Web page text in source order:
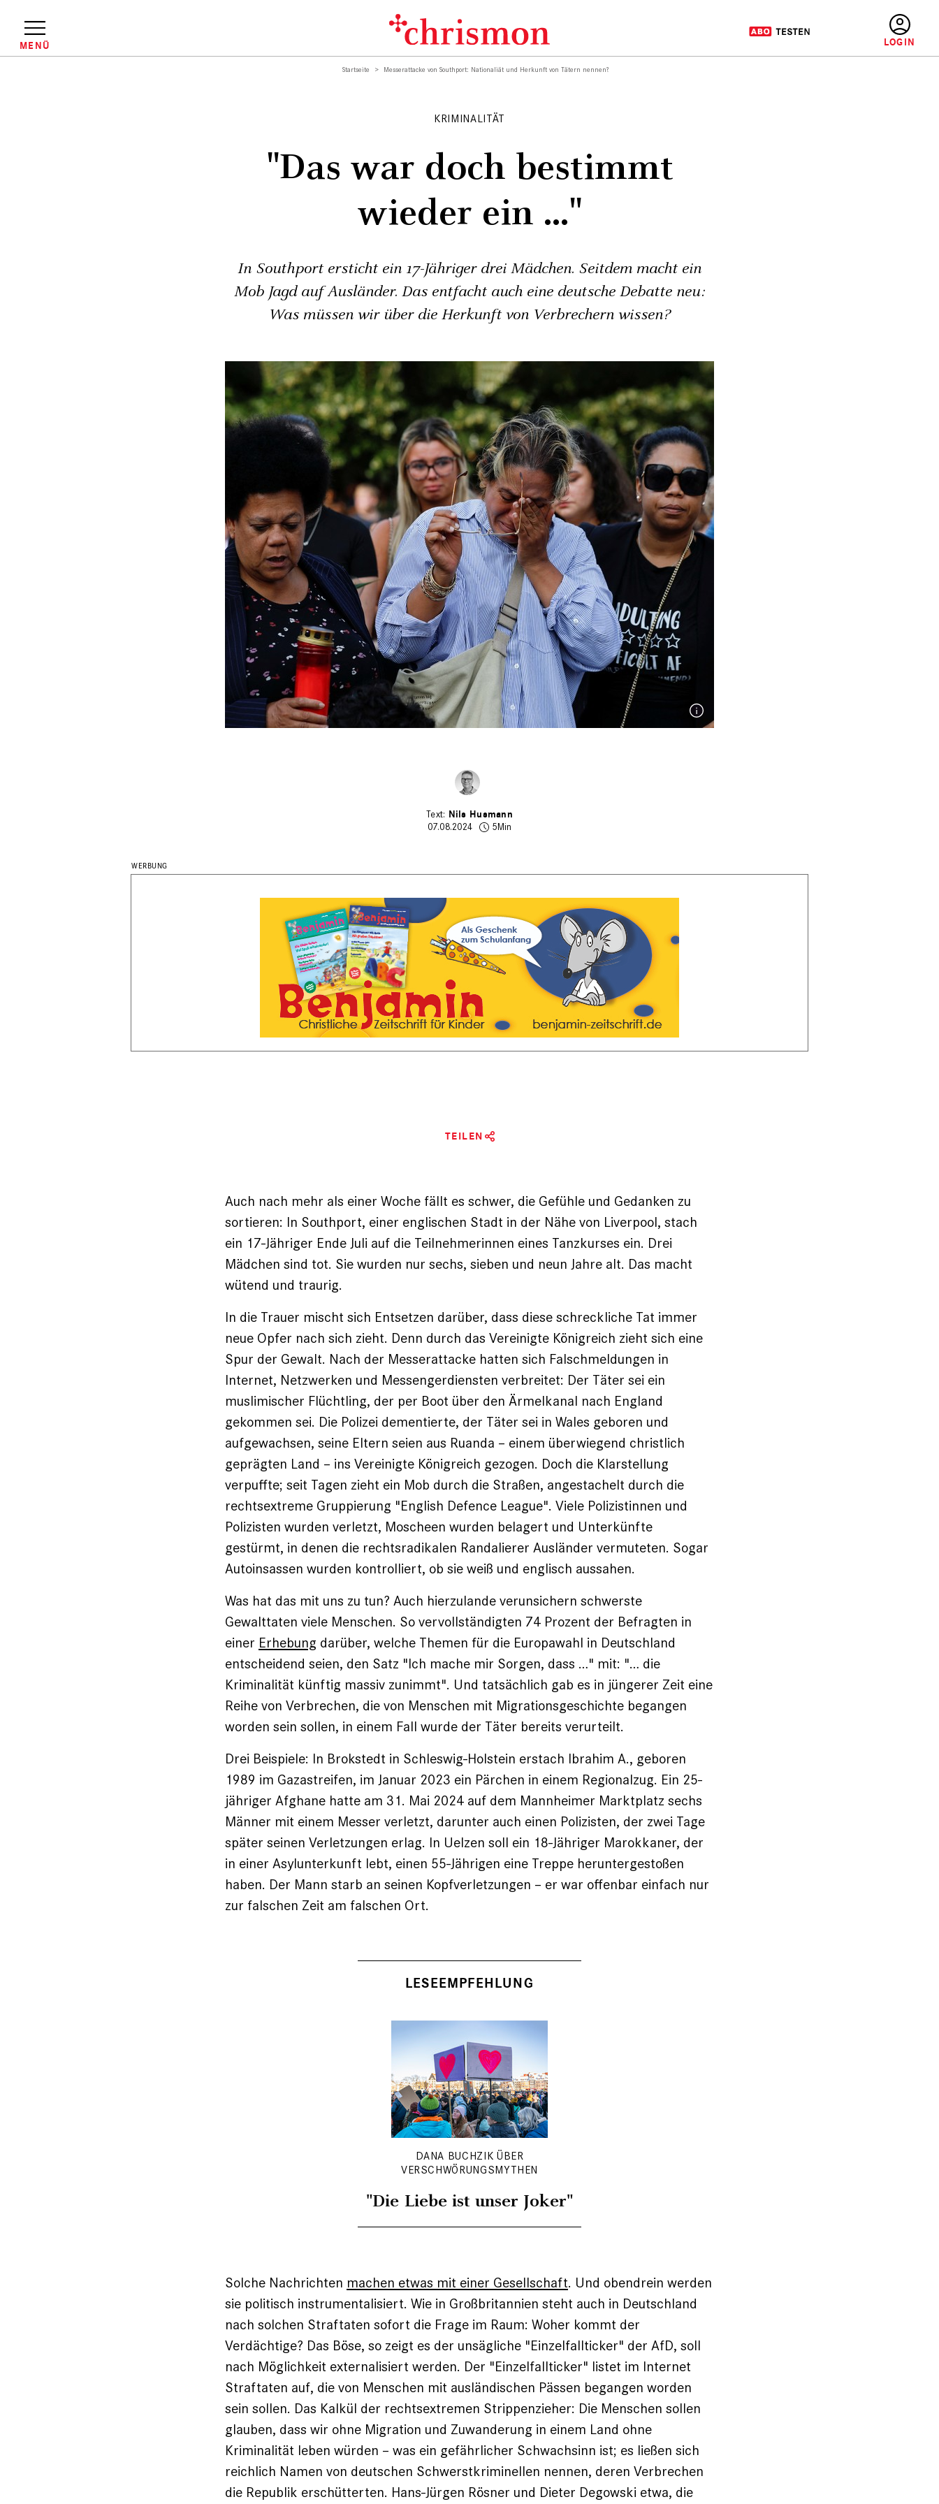
Inhalt
MENÜ
Startseite Messerattacke von Southport: Nationaliät und Herkunft von Tätern nennen?
KRIMINALITÄT
"Das war doch bestimmt
wieder ein ..."
In Southport ersticht ein 17-Jähriger drei Mädchen. Seitdem macht ein
Mob Jagd auf Ausländer. Das entfacht auch eine deutsche Debatte neu:
Was müssen wir über die Herkunft von Verbrechern wissen?
Nils Husmann
07.08.2024
5Min
TEILEN
Auch nach mehr als einer Woche fällt es schwer, die Gefühle und Gedanken zu
sortieren: In Southport, einer englischen Stadt in der Nähe von Liverpool, stach
ein 17-Jähriger Ende Juli auf die Teilnehmerinnen eines Tanzkurses ein. Drei
Mädchen sind tot. Sie wurden nur sechs, sieben und neun Jahre alt. Das macht
wütend und traurig.
In die Trauer mischt sich Entsetzen darüber, dass diese schreckliche Tat immer
neue Opfer nach sich zieht. Denn durch das Vereinigte Königreich zieht sich eine
Spur der Gewalt. Nach der Messerattacke hatten sich Falschmeldungen in
Internet, Netzwerken und Messengerdiensten verbreitet: Der Täter sei ein
muslimischer Flüchtling, der per Boot über den Ärmelkanal nach England
gekommen sei. Die Polizei dementierte, der Täter sei in Wales geboren und
aufgewachsen, seine Eltern seien aus Ruanda – einem überwiegend christlich
geprägten Land – ins Vereinigte Königreich gezogen. Doch die Klarstellung
verpuffte; seit Tagen zieht ein Mob durch die Straßen, angestachelt durch die
rechtsextreme Gruppierung "English Defence League". Viele Polizistinnen und
Polizisten wurden verletzt, Moscheen wurden belagert und Unterkünfte
gestürmt, in denen die rechtsradikalen Randalierer Ausländer vermuteten. Sogar
Autoinsassen wurden kontrolliert, ob sie weiß und englisch aussahen.
Was hat das mit uns zu tun? Auch hierzulande verunsichern schwerste
Gewalttaten viele Menschen. So vervollständigten 74 Prozent der Befragten in
einer Erhebung darüber, welche Themen für die Europawahl in Deutschland
entscheidend seien, den Satz "Ich mache mir Sorgen, dass …" mit: "… die
Kriminalität künftig massiv zunimmt". Und tatsächlich gab es in jüngerer Zeit eine
Reihe von Verbrechen, die von Menschen mit Migrationsgeschichte begangen
worden sein sollen, in einem Fall wurde der Täter bereits verurteilt.
Drei Beispiele: In Brokstedt in Schleswig-Holstein erstach Ibrahim A., geboren
1989 im Gazastreifen, im Januar 2023 ein Pärchen in einem Regionalzug. Ein 25-
jähriger Afghane hatte am 31. Mai 2024 auf dem Mannheimer Marktplatz sechs
Männer mit einem Messer verletzt, darunter auch einen Polizisten, der zwei Tage
später seinen Verletzungen erlag. In Uelzen soll ein 18-Jähriger Marokkaner, der
in einer Asylunterkunft lebt, einen 55-Jährigen eine Treppe heruntergestoßen
haben. Der Mann starb an seinen Kopfverletzungen – er war offenbar einfach nur
zur falschen Zeit am falschen Ort.
LESEEMPFEHLUNG
DANA BUCHZIK ÜBER
VERSCHWÖRUNGSMYTHEN
"Die Liebe ist unser Joker"
Solche Nachrichten machen etwas mit einer Gesellschaft. Und obendrein werden
sie politisch instrumentalisiert. Wie in Großbritannien steht auch in Deutschland
nach solchen Straftaten sofort die Frage im Raum: Woher kommt der
Verdächtige? Das Böse, so zeigt es der unsägliche "Einzelfallticker" der AfD, soll
nach Möglichkeit externalisiert werden. Der "Einzelfallticker" listet im Internet
Straftaten auf, die von Menschen mit ausländischen Pässen begangen worden
sein sollen. Das Kalkül der rechtsextremen Strippenzieher: Die Menschen sollen
glauben, dass wir ohne Migration und Zuwanderung in einem Land ohne
Kriminalität leben würden – was ein gefährlicher Schwachsinn ist; es ließen sich
reichlich Namen von deutschen Schwerstkriminellen nennen, deren Verbrechen
die Republik erschütterten. Hans-Jürgen Rösner und Dieter Degowski etwa, die